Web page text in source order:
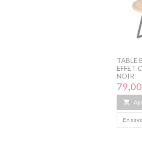
TABLE
EFFET
NOIR
Prix

En